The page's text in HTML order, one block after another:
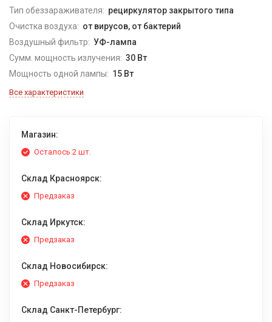
Тип обеззараживателя: рециркулятор закрытого типа
Очистка воздуха: от вирусов, от бактерий
Воздушный фильтр: УФ-лампа
Сумм. мощность излучения: 30 Вт
Мощность одной лампы: 15 Вт
Все характеристики
Магазин:
Осталось 2 шт.
Склад Красноярск:
Предзаказ
Склад Иркутск:
Предзаказ
Склад Новосибирск:
Предзаказ
Склад Санкт-Петербург: